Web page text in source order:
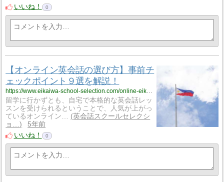
いいね！
0
【オンライン英会話の選び方】事前チ
ェックポイント９選を解説！
https://www.eikaiwa-school-selection.com/online-eikaiwa-how-to-select/394/
留学に行かずとも、自宅で本格的な英会話レッ
スンを受けられるということで、人気が上がっ
ているオンライン…
英会話スクールセレクシ
ョ…
5年前
いいね！
0